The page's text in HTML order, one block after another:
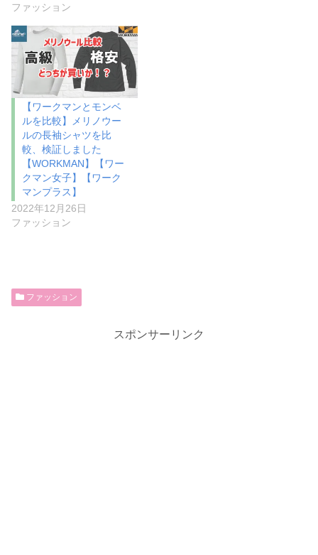
ファッション
【ワークマンとモンベ
ルを比較】メリノウー
ルの長袖シャツを比
較、検証しました
【WORKMAN】【ワー
クマン女子】【ワーク
マンプラス】
2022年12月26日
ファッション
ファッション
スポンサーリンク